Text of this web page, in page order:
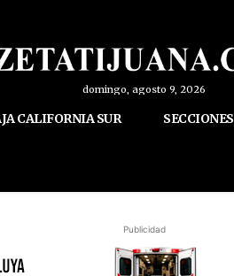
domingo, agosto 9, 2026
CALIFORNIA SUR SECCIONES
Publicidad